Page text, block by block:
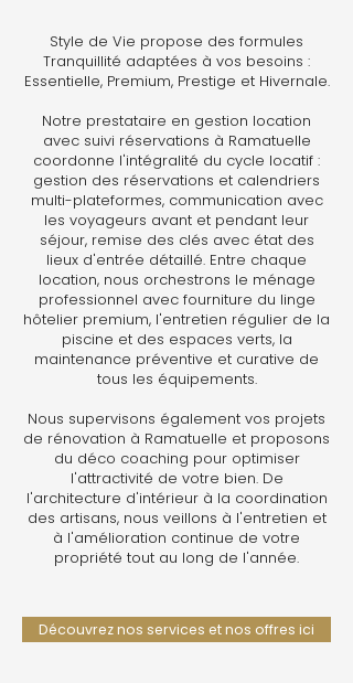
Style de Vie propose des formules
Tranquillité adaptées à vos besoins :
Essentielle, Premium, Prestige et Hivernale.
Notre prestataire en gestion location
avec suivi réservations à Ramatuelle
coordonne l'intégralité du cycle locatif :
gestion des réservations et calendriers
multi-plateformes, communication avec
les voyageurs avant et pendant leur
séjour, remise des clés avec état des
lieux d'entrée détaillé. Entre chaque
location, nous orchestrons le ménage
professionnel avec fourniture du linge
hôtelier premium, l'entretien régulier de la
piscine et des espaces verts, la
maintenance préventive et curative de
tous les équipements.
Nous supervisons également vos projets
de rénovation à Ramatuelle et proposons
du déco coaching pour optimiser
l'attractivité de votre bien. De
l'architecture d'intérieur à la coordination
des artisans, nous veillons à l'entretien et
à l'amélioration continue de votre
propriété tout au long de l'année.
Découvrez nos services et nos offres ici